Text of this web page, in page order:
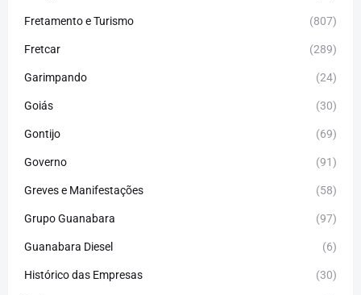
Fretamento e Turismo (807)
Fretcar (289)
Garimpando (24)
Goiás (30)
Gontijo (69)
Governo (91)
Greves e Manifestações (58)
Grupo Guanabara (97)
Guanabara Diesel (6)
Histórico das Empresas (30)